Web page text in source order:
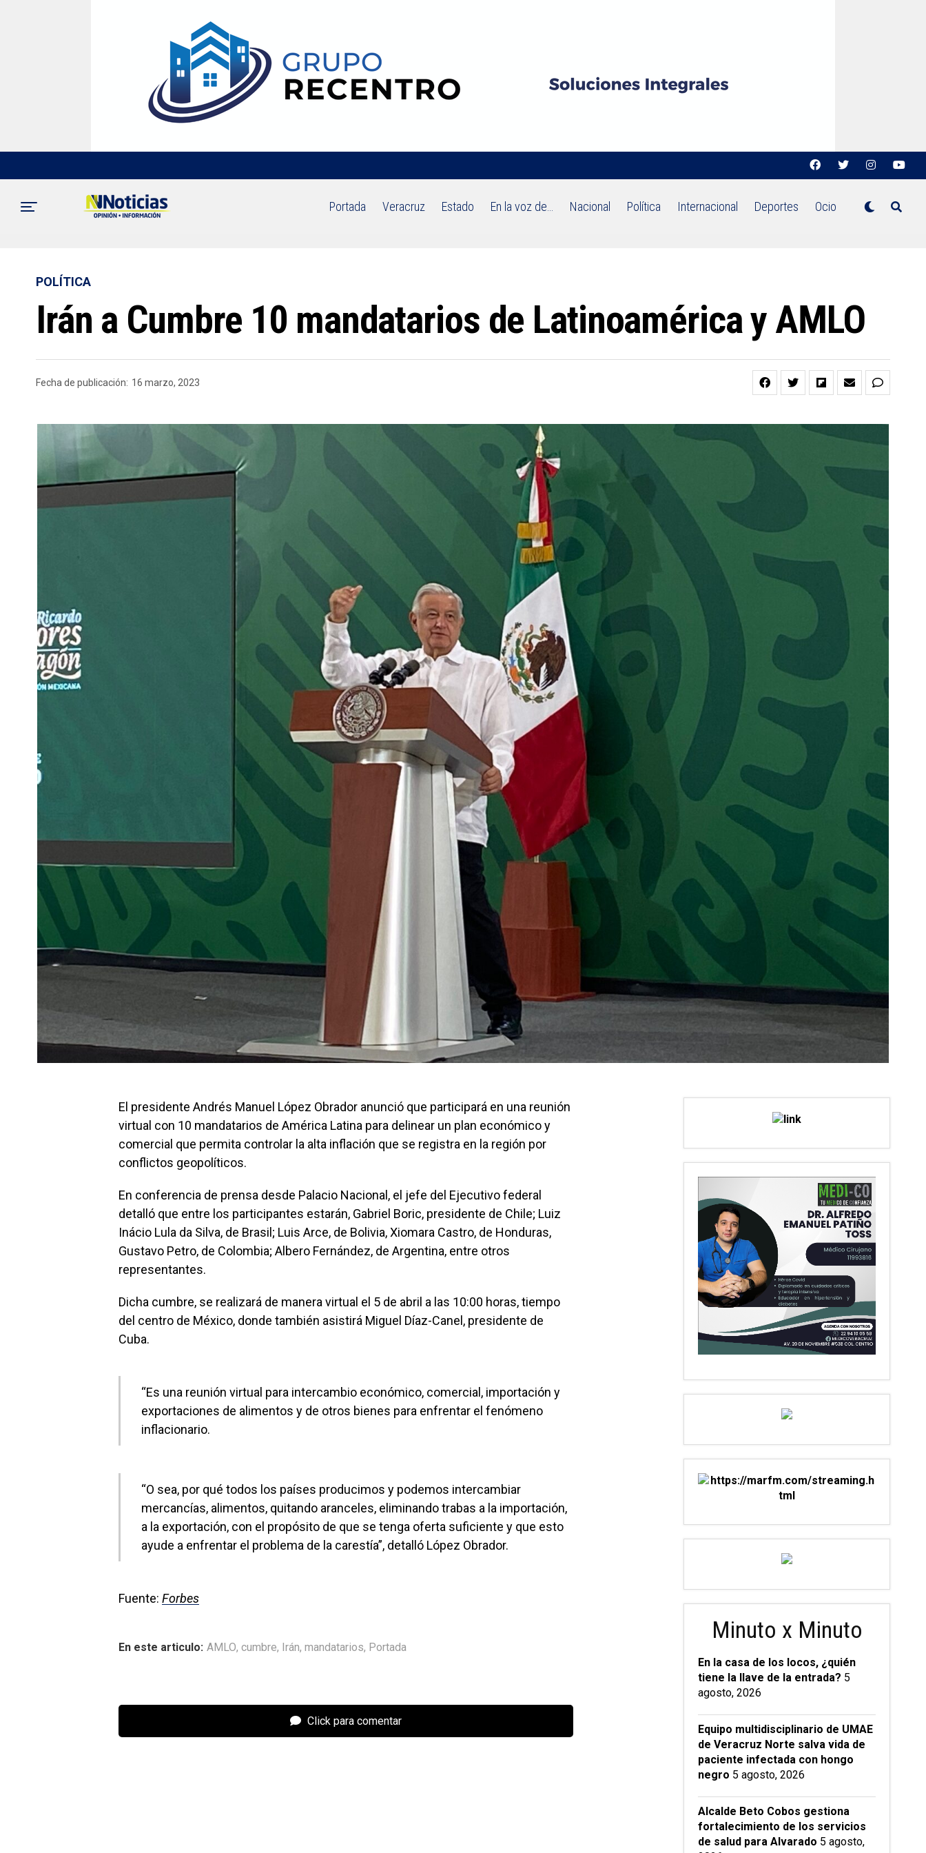
Portada Veracruz Estado En la voz de… Nacional Política Internacional Deportes Ocio
POLÍTICA
Irán a Cumbre 10 mandatarios de Latinoamérica y AMLO
Fecha de publicación: 16 marzo, 2023
El presidente Andrés Manuel López Obrador anunció que participará en una reunión
virtual con 10 mandatarios de América Latina para delinear un plan económico y
comercial que permita controlar la alta inflación que se registra en la región por
conflictos geopolíticos.
En conferencia de prensa desde Palacio Nacional, el jefe del Ejecutivo federal
detalló que entre los participantes estarán, Gabriel Boric, presidente de Chile; Luiz
Inácio Lula da Silva, de Brasil; Luis Arce, de Bolivia, Xiomara Castro, de Honduras,
Gustavo Petro, de Colombia; Albero Fernández, de Argentina, entre otros
representantes.
Dicha cumbre, se realizará de manera virtual el 5 de abril a las 10:00 horas, tiempo
del centro de México, donde también asistirá Miguel Díaz-Canel, presidente de
Cuba.
“Es una reunión virtual para intercambio económico, comercial, importación y
exportaciones de alimentos y de otros bienes para enfrentar el fenómeno
inflacionario.
“O sea, por qué todos los países producimos y podemos intercambiar
mercancías, alimentos, quitando aranceles, eliminando trabas a la importación,
a la exportación, con el propósito de que se tenga oferta suficiente y que esto
ayude a enfrentar el problema de la carestía”, detalló López Obrador.
Fuente: Forbes
En este articulo: AMLO, cumbre, Irán, mandatarios, Portada
Click para comentar
Minuto x Minuto
En la casa de los locos, ¿quién
tiene la llave de la entrada? 5
agosto, 2026
Equipo multidisciplinario de UMAE
de Veracruz Norte salva vida de
paciente infectada con hongo
negro 5 agosto, 2026
Alcalde Beto Cobos gestiona
fortalecimiento de los servicios
de salud para Alvarado 5 agosto,